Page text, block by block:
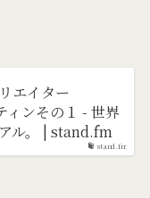
stand.fm
エイター
ンその１ - 世界
ル。 | stand.fm